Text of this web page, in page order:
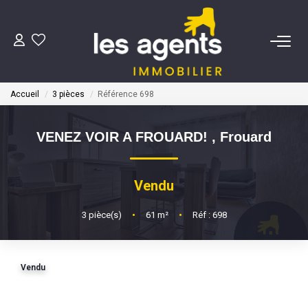
ACHETER
NOS AGENTS
CONTACT
Accueil 3 pièces Référence 698
VENEZ VOIR A FROUARD! , Frouard
Vendu
3 pièce(s) • 61 m² • Réf : 698
Vendu